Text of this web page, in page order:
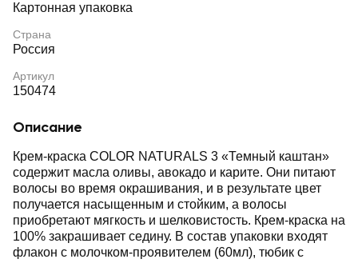
Картонная упаковка
Страна
Россия
Артикул
150474
Описание
Крем-краска COLOR NATURALS 3 «Темный каштан»
содержит масла оливы, авокадо и карите. Они питают
волосы во время окрашивания, и в результате цвет
получается насыщенным и стойким, а волосы
приобретают мягкость и шелковистость. Крем-краска на
100% закрашивает седину. В состав упаковки входят
флакон с молочком-проявителем (60мл), тюбик с